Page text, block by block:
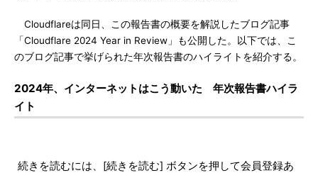
Cloudflareは同日、この報告書の概要を解説したブログ記事
「Cloudflare 2024 Year in Review」も公開した。以下では、こ
のブログ記事で挙げられた年次報告書のハイライトを紹介する。
2024年、インターネットはこう動いた 年次報告書ハイラ
イト
続きを読むには、[続きを読む] ボタンを押して会員登録あ